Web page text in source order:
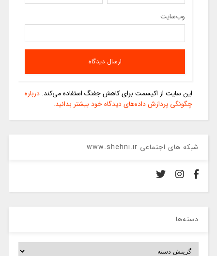
وب‌سایت
این سایت از اکیسمت برای کاهش جفنگ استفاده می‌کند. درباره
چگونگی پردازش داده‌های دیدگاه خود بیشتر بدانید.
شبکه های اجتماعی www.shehni.ir
دسته‌ها
دسته‌ها